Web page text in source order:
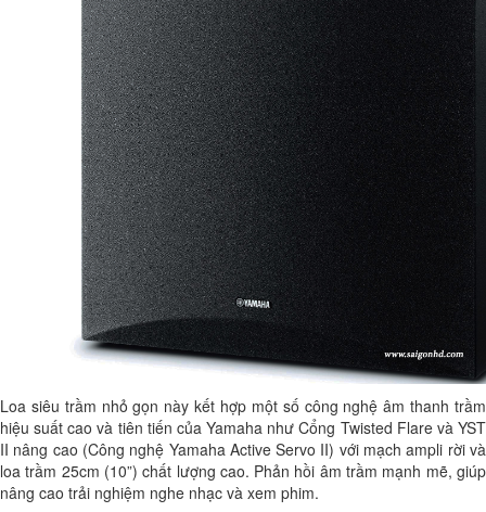
Loa siêu trầm nhỏ gọn này kết hợp một số công nghệ âm thanh trầm
hiệu suất cao và tiên tiến của Yamaha như Cổng Twisted Flare và YST
II nâng cao (Công nghệ Yamaha Active Servo II) với mạch ampli rời và
loa trầm 25cm (10”) chất lượng cao. Phản hồi âm trầm mạnh mẽ, giúp
nâng cao trải nghiệm nghe nhạc và xem phim.